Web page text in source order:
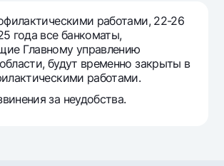
от НБУ
депозит
работами, 22-26
года все банкоматы,
Главному управлению
будут временно закрыты в
работами.
за неудобства.